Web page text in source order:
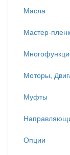
Масла
Мастер-
Моторы,
Муфты
Опции